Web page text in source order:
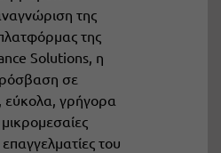
της
της
Solutions, η
σε
εύκολα, γρήγορα
επαγγελματίες του